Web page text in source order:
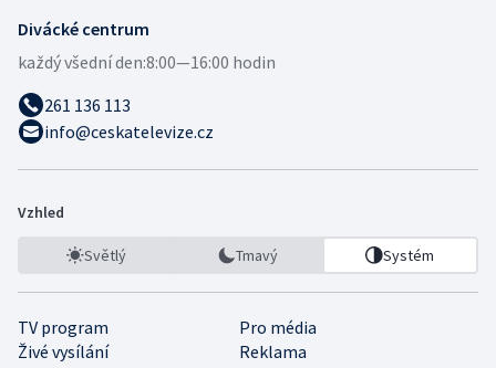
Divácké centrum
každý všední den:8:00—16:00 hodin
261 136 113
info@ceskatelevize.cz
Vzhled
Světlý Tmavý Systém
TV program
Pro média
Živé vysílání
Reklama